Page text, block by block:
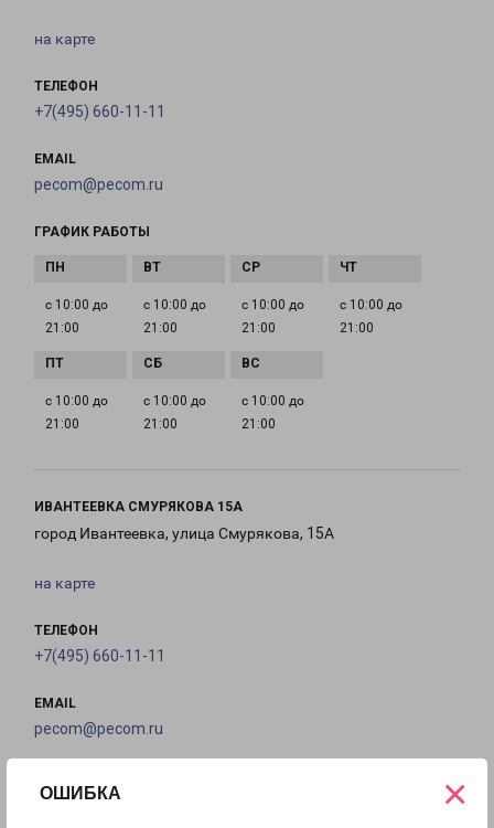
ОШИБКА ×
на карте
ТЕЛЕФОН
+7(495) 660-11-11
EMAIL
pecom@pecom.ru
ГРАФИК РАБОТЫ
с 10:00 до
21:00
с 10:00 до
21:00
с 10:00 до
21:00
с 10:00 до
21:00
с 10:00 до
21:00
с 10:00 до
21:00
с 10:00 до
21:00
ИВАНТЕЕВКА СМУРЯКОВА 15А
город Ивантеевка, улица Смурякова, 15А
на карте
ТЕЛЕФОН
+7(495) 660-11-11
EMAIL
pecom@pecom.ru